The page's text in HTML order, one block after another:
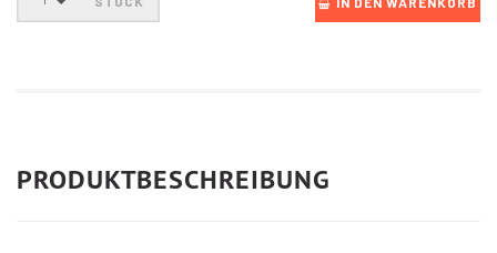
PRODUKTBESCHREIBUNG